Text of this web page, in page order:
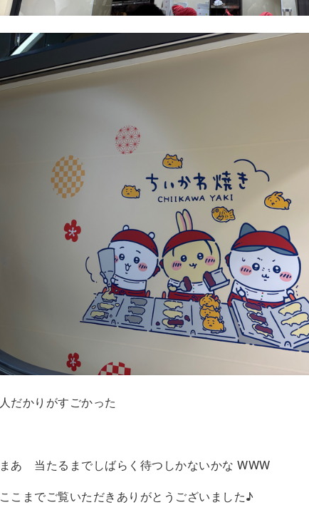
人だかりがすごかった
まあ 当たるまでしばらく待つしかないかな WWW
ここまでご覧いただきありがとうございました♪